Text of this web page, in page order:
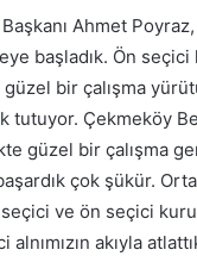
Ahmet
başladık. Ön
güzel bir çalışma
tutuyor. Çekmeköy
güzel bir çalışma
çok şükür.
seçici ve ön seçici
akıyla